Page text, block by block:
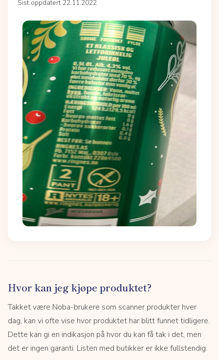
Sist oppdatert 22.11.2022
Hvor kan jeg kjøpe produktet?
Takket være Noba-brukere som scanner produkter hver
dag, kan vi ofte vise hvor produktet har blitt funnet tidligere.
Dette kan gi en indikasjon på hvor du kan få tak i det, men
det er ingen garanti. Listen med butikker er ikke fullstendig.